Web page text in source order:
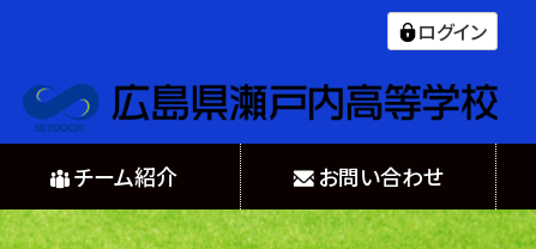
ログイン
チーム紹介 お問い合わせ